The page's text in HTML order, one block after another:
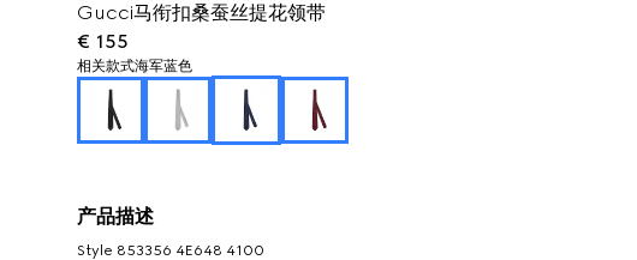
Gucci马衔扣桑蚕丝提花领带
€ 155
相关款式海军蓝色
产品描述
Style ‎853356 4E648 4100